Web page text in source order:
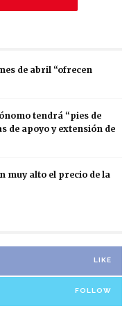
de abril “ofrecen
tendrá “pies de
de apoyo y extensión de
muy alto el precio de la
LIKE
FOLLOW